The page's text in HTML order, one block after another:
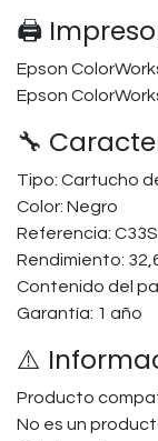
🖨️
Epson
Epson
🔧
Tipo: Cartucho
Color: Negro
Referencia:
Rendimiento:
Contenido del
Garantía: 1 año
⚠️
Producto
No es un